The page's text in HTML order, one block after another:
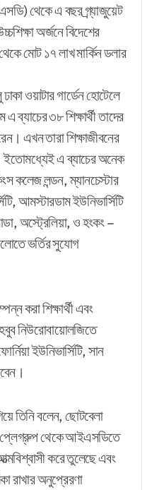
অর্জনে বিদেশের
মোট ১৭ লাখ মার্কিন ডলার
ওয়াটার গার্ডেন হোটেলে
ব্যাচের ৩৮ শিক্ষার্থী তাদের
এখন তারা শিক্ষাজীবনের
এ ব্যাচের অনেক
কলেজ লন্ডন, ম্যানচেস্টার
আমস্টারডাম ইউনিভার্সিটি
অস্ট্রেলিয়া, ও হংকং –
ভর্তির সুযোগ
করা শিক্ষার্থী এবং
নিউরোবায়োলজিতে
ইউনিভার্সিটি, সান
তিনি বলেন, ছোটবেলা
প্লেগ্রুপ থেকে আইএসডিতে
করে তুলেছে এবং
রাখার অনুপ্রেরণা